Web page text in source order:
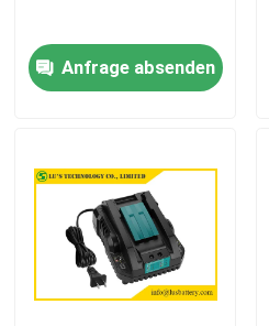
Produkte
Über uns
Anfrage absenden